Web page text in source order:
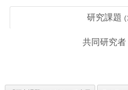
研究課題 (
共同研究者